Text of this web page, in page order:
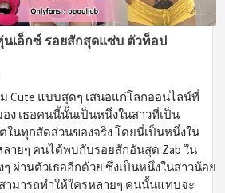
นเอ็กซ์ รอยสักสุดแซ่บ ตัวท็อป
Cute แบบสุดๆ เสนอแก่โลกออนไลน์ที่
เธอคนนี้นั้นเป็นหนึ่งในสาวที่เป็น
ในทุกสัดส่วนของจริง โดยนี่เป็นหนึ่งใน
ลายๆ คนได้พบกับรอยสักอันสุด Zab ใน
ๆ ผ่านตัวเธออีกด้วย ซึ่งเป็นหนึ่งในสาวน้อย
ามารถทำให้ใครหลายๆ คนนั้นแทบจะ